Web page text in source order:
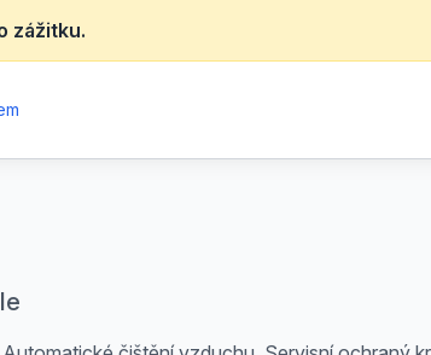
zážitku.